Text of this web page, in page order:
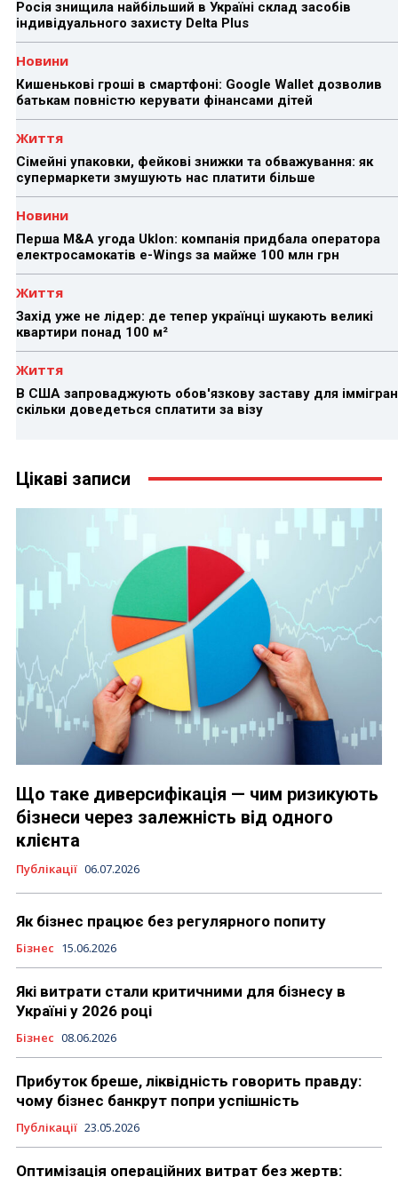
Росія знищила найбільший в Україні склад засобів
індивідуального захисту Delta Plus
Новини
Кишенькові гроші в смартфоні: Google Wallet дозволив
батькам повністю керувати фінансами дітей
Життя
Сімейні упаковки, фейкові знижки та обважування: як
супермаркети змушують нас платити більше
Новини
Перша M&A угода Uklon: компанія придбала оператора
електросамокатів e-Wings за майже 100 млн грн
Життя
Захід уже не лідер: де тепер українці шукають великі
квартири понад 100 м²
Життя
В США запроваджують обов'язкову заставу для
скільки доведеться сплатити за візу
Цікаві записи
Що таке диверсифікація — чим ризикують
бізнеси через залежність від одного
клієнта
Публікації 06.07.2026
Як бізнес працює без регулярного попиту
Бізнес 15.06.2026
Які витрати стали критичними для бізнесу в
Україні у 2026 році
Бізнес 08.06.2026
Прибуток бреше, ліквідність говорить правду:
чому бізнес банкрут попри успішність
Публікації 23.05.2026
Оптимізація операційних витрат без жертв: